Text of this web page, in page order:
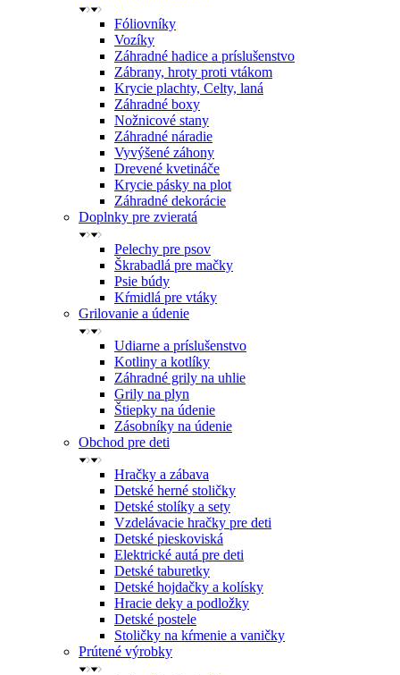
Fóliovníky
Vozíky
Záhradné hadice a príslušenstvo
Zábrany, hroty proti vtákom
Krycie plachty, Celty, laná
Záhradné boxy
Nožnicové stany
Záhradné náradie
Vyvýšené záhony
Drevené kvetináče
Krycie pásky na plot
Záhradné dekorácie
Doplnky pre zvieratá
Pelechy pre psov
Škrabadlá pre mačky
Psie búdy
Kŕmidlá pre vtáky
Grilovanie a údenie
Udiarne a príslušenstvo
Kotliny a kotlíky
Záhradné grily na uhlie
Grily na plyn
Štiepky na údenie
Zásobníky na údenie
Obchod pre deti
Hračky a zábava
Detské herné stoličky
Detské stolíky a sety
Vzdelávacie hračky pre deti
Detské pieskoviská
Elektrické autá pre deti
Detské taburetky
Detské hojdačky a kolísky
Hracie deky a podložky
Detské postele
Stoličky na kŕmenie a vaničky
Prútené výrobky